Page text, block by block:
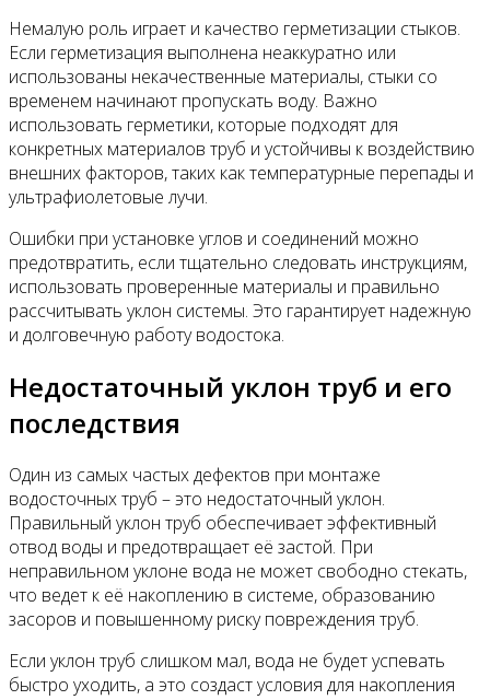
Немалую роль играет и качество герметизации стыков.
Если герметизация выполнена неаккуратно или
использованы некачественные материалы, стыки со
временем начинают пропускать воду. Важно
использовать герметики, которые подходят для
конкретных материалов труб и устойчивы к воздействию
внешних факторов, таких как температурные перепады и
ультрафиолетовые лучи.
Ошибки при установке углов и соединений можно
предотвратить, если тщательно следовать инструкциям,
использовать проверенные материалы и правильно
рассчитывать уклон системы. Это гарантирует надежную
и долговечную работу водостока.
Недостаточный уклон труб и его
последствия
Один из самых частых дефектов при монтаже
водосточных труб – это недостаточный уклон.
Правильный уклон труб обеспечивает эффективный
отвод воды и предотвращает её застой. При
неправильном уклоне вода не может свободно стекать,
что ведет к её накоплению в системе, образованию
засоров и повышенному риску повреждения труб.
Если уклон труб слишком мал, вода не будет успевать
быстро уходить, а это создаст условия для накопления